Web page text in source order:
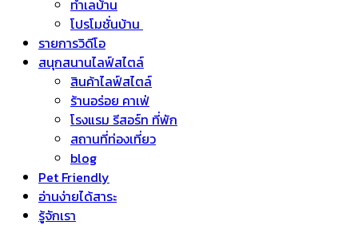
ทำเลบ้าน
โปรโมชั่นบ้าน
รายการวิดีโอ
สนุกสนานไลฟ์สไตล์
สินค้าไลฟ์สไตล์
ร้านอร่อย คาเฟ่
โรงแรม รีสอร์ท ที่พัก
สถานที่ท่องเที่ยว
blog
Pet Friendly
อ่านง่ายได้สาระ
รู้จักเรา